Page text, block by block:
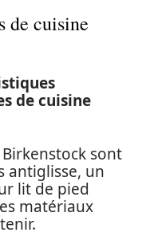
de cuisine
de cuisine
sont
antiglisse, un
lit de pied
matériaux